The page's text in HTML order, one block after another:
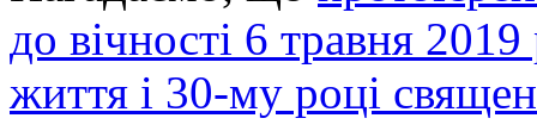
до вічності 6 травня
життя і 30-му році